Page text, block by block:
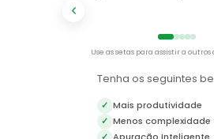
Use as setas para assistir a
Tenha os seguintes
✓ Mais produtividade
✓ Menos complexidade
✓